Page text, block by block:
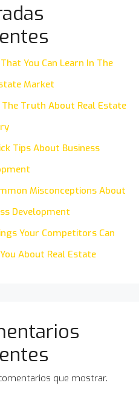
You Can Learn In The
Market
The Truth About Real Estate
Tips About Business
Misconceptions About
Development
Your Competitors Can
About Real Estate
que mostrar.